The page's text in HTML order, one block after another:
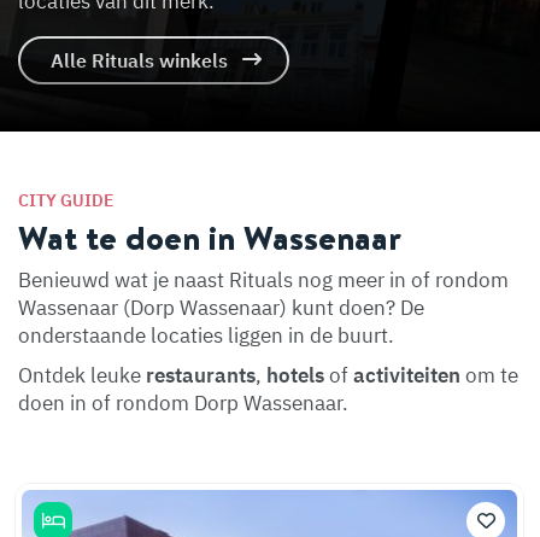
Alle Rituals winkels
CITY GUIDE
Wat te doen in Wassenaar
Benieuwd wat je naast Rituals nog meer in of rondom
Wassenaar (Dorp Wassenaar) kunt doen? De
onderstaande locaties liggen in de buurt.
Ontdek leuke restaurants, hotelsofactiviteiten om te
doen in of rondom Dorp Wassenaar.